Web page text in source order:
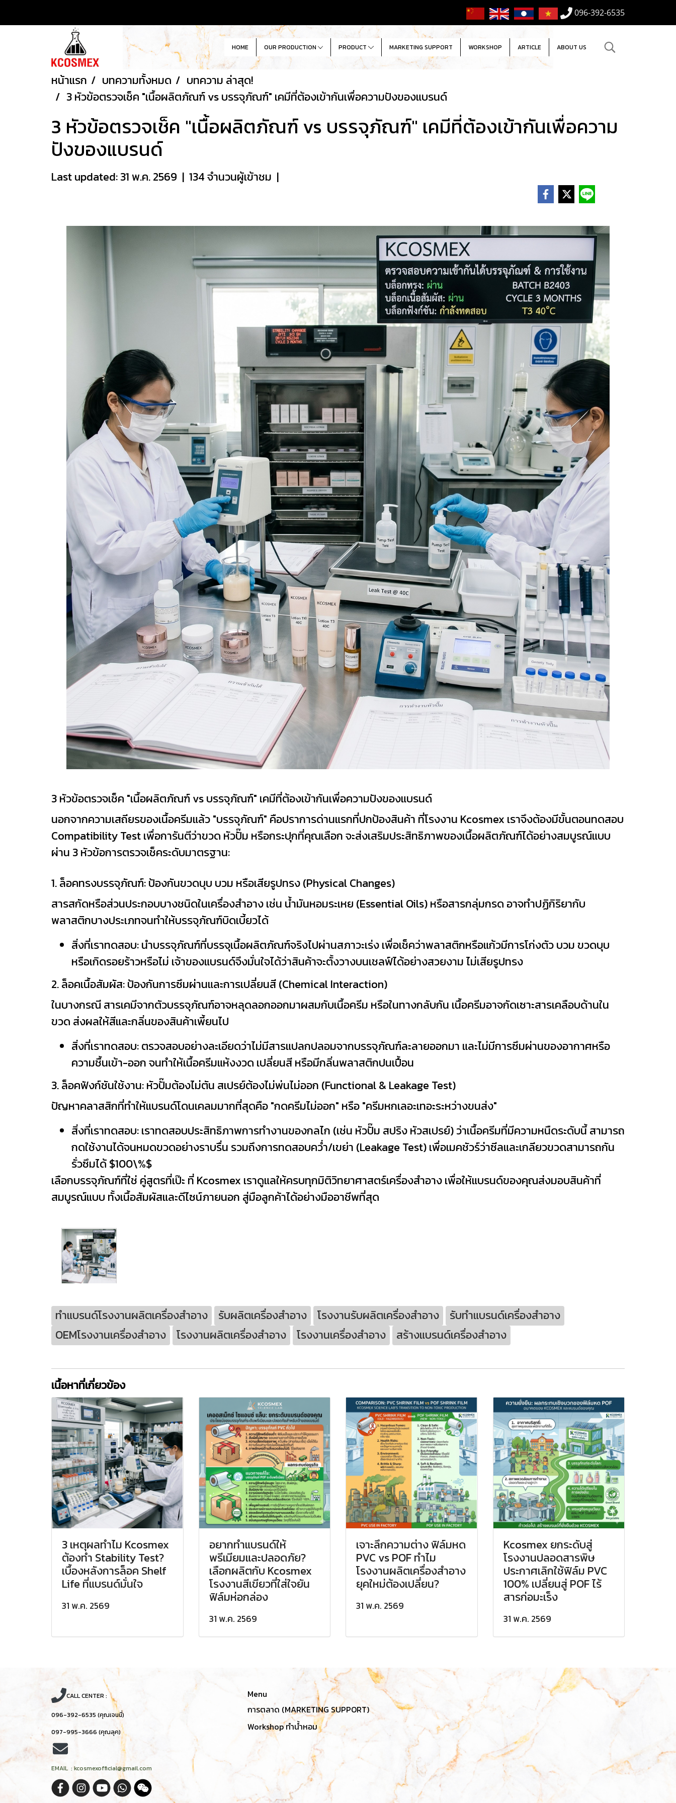
096-392-6535
HOME OUR PRODUCTION PRODUCT MARKETING SUPPORT WORKSHOP ARTICLE ABOUT US
หน้าแรก บทความทั้งหมด
บทความ ล่าสุด!
3 หัวข้อตรวจเช็ค "เนื้อผลิตภัณฑ์ vs บรรจุภัณฑ์" เคมีที่ต้องเข้ากันเพื่อความปังของแบรนด์
3 หัวข้อตรวจเช็ค "เนื้อผลิตภัณฑ์ vs บรรจุภัณฑ์" เคมีที่ต้องเข้ากันเพื่อความ
ปังของแบรนด์
Last updated: 31 พ.ค. 2569 | 134 จำนวนผู้เข้าชม |
3 หัวข้อตรวจเช็ค "เนื้อผลิตภัณฑ์ vs บรรจุภัณฑ์" เคมีที่ต้องเข้ากันเพื่อความปังของแบรนด์
นอกจากความเสถียรของเนื้อครีมแล้ว "บรรจุภัณฑ์" คือปราการด่านแรกที่ปกป้องสินค้า ที่โรงงาน Kcosmex เราจึงต้องมีขั้นตอนทดสอบ
Compatibility Test เพื่อการันตีว่าขวด หัวปั๊ม หรือกระปุกที่คุณเลือก จะส่งเสริมประสิทธิภาพของเนื้อผลิตภัณฑ์ได้อย่างสมบูรณ์แบบ
ผ่าน 3 หัวข้อการตรวจเช็คระดับมาตรฐาน:
1. ล็อคทรงบรรจุภัณฑ์: ป้องกันขวดบุบ บวม หรือเสียรูปทรง (Physical Changes)
สารสกัดหรือส่วนประกอบบางชนิดในเครื่องสำอาง เช่น น้ำมันหอมระเหย (Essential Oils) หรือสารกลุ่มกรด อาจทำปฏิกิริยากับ
พลาสติกบางประเภทจนทำให้บรรจุภัณฑ์บิดเบี้ยวได้
สิ่งที่เราทดสอบ: นำบรรจุภัณฑ์ที่บรรจุเนื้อผลิตภัณฑ์จริงไปผ่านสภาวะเร่ง เพื่อเช็คว่าพลาสติกหรือแก้วมีการโก่งตัว บวม ขวดบุบ
หรือเกิดรอยร้าวหรือไม่ เจ้าของแบรนด์จึงมั่นใจได้ว่าสินค้าจะตั้งวางบนเชลฟ์ได้อย่างสวยงาม ไม่เสียรูปทรง
2. ล็อคเนื้อสัมผัส: ป้องกันการซึมผ่านและการเปลี่ยนสี (Chemical Interaction)
ในบางกรณี สารเคมีจากตัวบรรจุภัณฑ์อาจหลุดลอกออกมาผสมกับเนื้อครีม หรือในทางกลับกัน เนื้อครีมอาจกัดเซาะสารเคลือบด้านใน
ขวด ส่งผลให้สีและกลิ่นของสินค้าเพี้ยนไป
สิ่งที่เราทดสอบ: ตรวจสอบอย่างละเอียดว่าไม่มีสารแปลกปลอมจากบรรจุภัณฑ์ละลายออกมา และไม่มีการซึมผ่านของอากาศหรือ
ความชื้นเข้า-ออก จนทำให้เนื้อครีมแห้งงวด เปลี่ยนสี หรือมีกลิ่นพลาสติกปนเปื้อน
3. ล็อคฟังก์ชันใช้งาน: หัวปั๊มต้องไม่ตัน สเปรย์ต้องไม่พ่นไม่ออก (Functional & Leakage Test)
ปัญหาคลาสสิกที่ทำให้แบรนด์โดนเคลมมากที่สุดคือ "กดครีมไม่ออก" หรือ "ครีมหกเลอะเทอะระหว่างขนส่ง"
สิ่งที่เราทดสอบ: เราทดสอบประสิทธิภาพการทำงานของกลไก (เช่น หัวปั๊ม สปริง หัวสเปรย์) ว่าเนื้อครีมที่มีความหนืดระดับนี้ สามารถ
กดใช้งานได้จนหมดขวดอย่างราบรื่น รวมถึงการทดสอบคว่ำ/เขย่า (Leakage Test) เพื่อเมคชัวร์ว่าซีลและเกลียวขวดสามารถกัน
รั่วซึมได้ $100\%$
เลือกบรรจุภัณฑ์ที่ใช่ คู่สูตรที่เป๊ะ ที่ Kcosmex เราดูแลให้ครบทุกมิติวิทยาศาสตร์เครื่องสำอาง เพื่อให้แบรนด์ของคุณส่งมอบสินค้าที่
สมบูรณ์แบบ ทั้งเนื้อสัมผัสและดีไซน์ภายนอก สู่มือลูกค้าได้อย่างมืออาชีพที่สุด
ทำแบรนด์โรงงานผลิตเครื่องสำอาง รับผลิตเครื่องสำอาง โรงงานรับผลิตเครื่องสำอาง
รับทำแบรนด์เครื่องสำอาง
OEMโรงงานเครื่องสำอาง
โรงงานผลิตเครื่องสำอาง โรงงานเครื่องสำอาง สร้างแบรนด์เครื่องสำอาง
เนื้อหาที่เกี่ยวข้อง
3 เหตุผลทำไม Kcosmex
ต้องทำ Stability Test?
เบื้องหลังการล็อค Shelf
Life ที่แบรนด์มั่นใจ
31 พ.ค. 2569
อยากทำแบรนด์ให้
พรีเมียมและปลอดภัย?
เลือกผลิตกับ Kcosmex
โรงงานสีเขียวที่ใส่ใจยัน
ฟิล์มห่อกล่อง
31 พ.ค. 2569
เจาะลึกความต่าง ฟิล์มหด
PVC vs POF ทำไม
โรงงานผลิตเครื่องสำอาง
ยุคใหม่ต้องเปลี่ยน?
31 พ.ค. 2569
Kcosmex ยกระดับสู่
โรงงานปลอดสารพิษ
ประกาศเลิกใช้ฟิล์ม PVC
100% เปลี่ยนสู่ POF ไร้
สารก่อมะเร็ง
31 พ.ค. 2569
CALL CENTER :
096-392-6535 (คุณเจนนี่)
097-995-3666 (คุณลุค)
EMAIL : kcosmexofficial@gmail.com
Menu
การตลาด (MARKETING SUPPORT)
Workshop ทำน้ำหอม